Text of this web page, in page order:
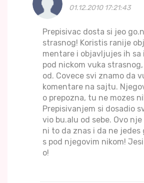
01.12.2010 17:21:43
Prepisivac dosta si jeo
strasnog! Koristis ranije
mentare i objavljujes ih sa
pod nickom vuka
od. Covece svi znamo da
komentare na sajtu.
o prepozna, tu ne mozes
Prepisivanjem si dosadio
vio bu.alu od sebe. Ovo
ni to da znas i da ne jedes
s pod njegovim nikom!
o!